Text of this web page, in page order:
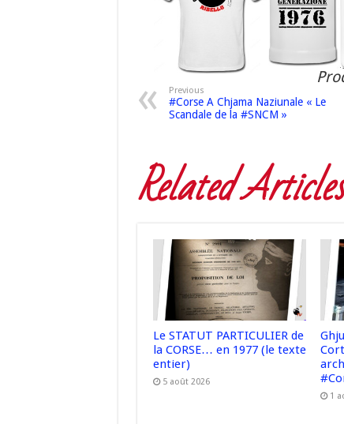
Previous
#Corse A Chjama Naziunale « Le
Scandale de la #SNCM »
Related Articles
Le STATUT PARTICULIER de
la CORSE… en 1977 (le texte
entier)
5 août 2026
1